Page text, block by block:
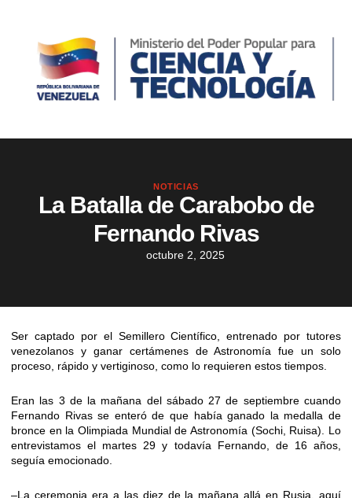
NOTICIAS
La Batalla de Carabobo de
Fernando Rivas
octubre 2, 2025
Ser captado por el Semillero Científico, entrenado por tutores
venezolanos y ganar certámenes de Astronomía fue un solo
proceso, rápido y vertiginoso, como lo requieren estos tiempos.
Eran las 3 de la mañana del sábado 27 de septiembre cuando
Fernando Rivas se enteró de que había ganado la medalla de
bronce en la Olimpiada Mundial de Astronomía (Sochi, Ruisa). Lo
entrevistamos el martes 29 y todavía Fernando, de 16 años,
seguía emocionado.
–La ceremonia era a las diez de la mañana allá en Rusia, aquí